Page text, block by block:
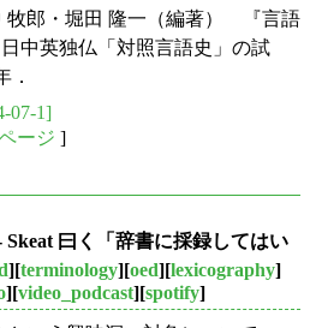
牧郎・堀田 隆一（編著） 『言語
中英独仏「対照言語史」の試
．
07-1]
ージ ]
Skeat 曰く「辞書に採録してはい
][terminology][oed][lexicography]
][video_podcast][spotify]